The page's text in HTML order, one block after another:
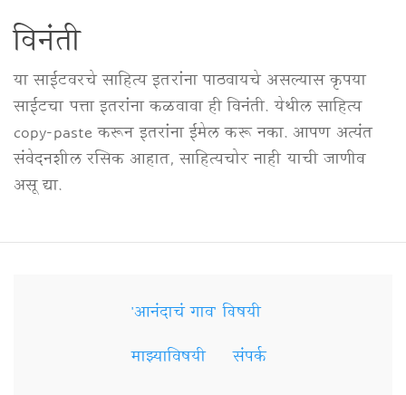
विनंती
या साईटवरचे साहित्य इतरांना पाठवायचे असल्यास कृपया
साईटचा पत्ता इतरांना कळवावा ही विनंती. येथील साहित्य
copy-paste करून इतरांना ईमेल करू नका. आपण अत्यंत
संवेदनशील रसिक आहात, साहित्यचोर नाही याची जाणीव
असू द्या.
Secondary'आनंदाचं गाव' विषयी
माझ्याविषयी
संपर्क